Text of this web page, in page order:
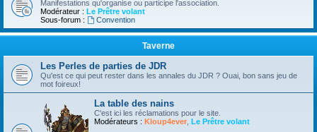
Manifestations qu'organise ou participe l'association.
Modérateur : Le Prêtre volant
Sous-forum :
Convention
Taverne
Les Perles de parties de JDR
Qu'est ce qui peut rester dans les annales du JDR ? Ouai, bon sans jeu de
mot foireux!
La table des nains
C'est ici les réclamations pour le site.
Modérateurs : Kloup4ever Le Prêtre volant